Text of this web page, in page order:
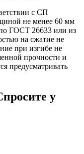
с СП
не менее 60 мм
ГОСТ 26633 или из
на сжатие не
при изгибе не
прочности и
предусматривать
у